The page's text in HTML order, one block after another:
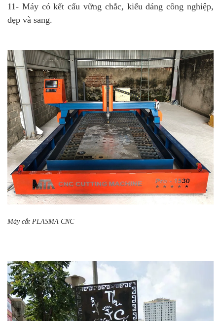
11- Máy có kết cấu vững chắc, kiểu dáng công nghiệp,
đẹp và sang.
Máy cắt PLASMA CNC